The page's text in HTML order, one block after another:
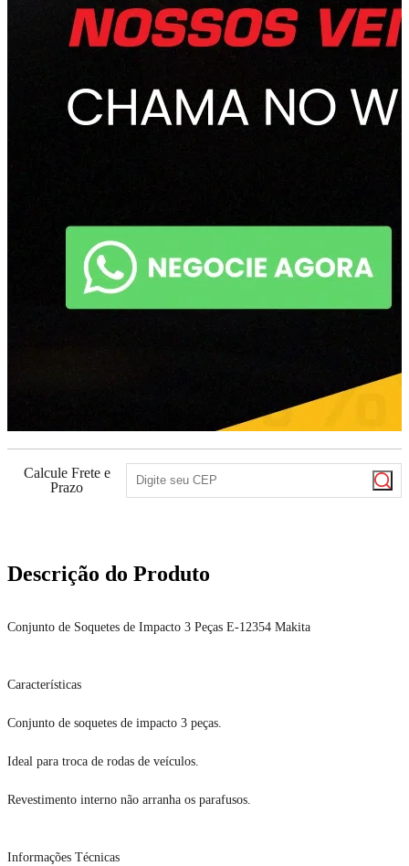
Calcule Frete e
Prazo
Descrição do Produto
Conjunto de Soquetes de Impacto 3 Peças E-12354 Makita
Características
Conjunto de soquetes de impacto 3 peças.
Ideal para troca de rodas de veículos.
Revestimento interno não arranha os parafusos.
Informações Técnicas